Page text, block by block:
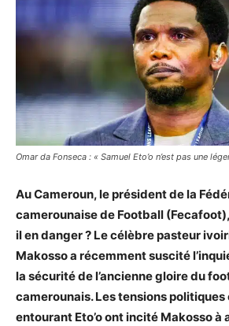
Omar da Fonseca : « Samuel Eto’o n’est pas une
Au Cameroun, le président de la
camerounaise de Football (Fecafoot),
il en danger ? Le célèbre pasteur
Makosso a récemment suscité
la sécurité de l’ancienne gloire du
camerounais. Les tensions
entourant Eto’o ont incité Makosso à